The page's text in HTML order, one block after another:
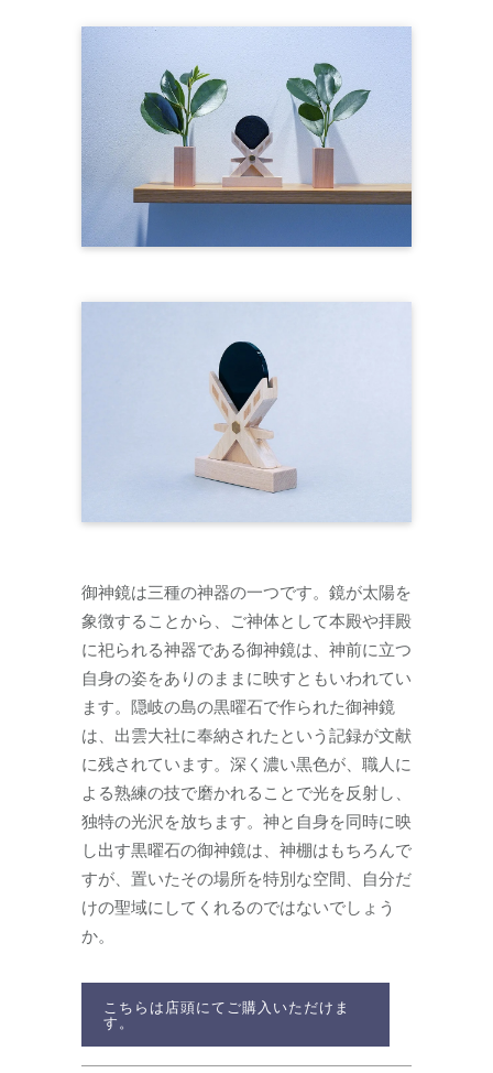
御神鏡は三種の神器の一つです。鏡が太陽を
象徴することから、ご神体として本殿や拝殿
に祀られる神器である御神鏡は、神前に立つ
自身の姿をありのままに映すともいわれてい
ます。隠岐の島の黒曜石で作られた御神鏡
は、出雲大社に奉納されたという記録が文献
に残されています。深く濃い黒色が、職人に
よる熟練の技で磨かれることで光を反射し、
独特の光沢を放ちます。神と自身を同時に映
し出す黒曜石の御神鏡は、神棚はもちろんで
すが、置いたその場所を特別な空間、自分だ
けの聖域にしてくれるのではないでしょう
か。
こちらは店頭にてご購入いただけま
す。